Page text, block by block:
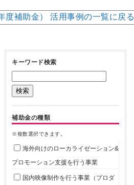
度補助金） 活用事例の一覧に戻る
キーワード検索
補助金の種類
※複数選択できます。
海外向けのローカライゼーション&
プロモーション支援を行う事業
国内映像制作を行う事業（プロダ